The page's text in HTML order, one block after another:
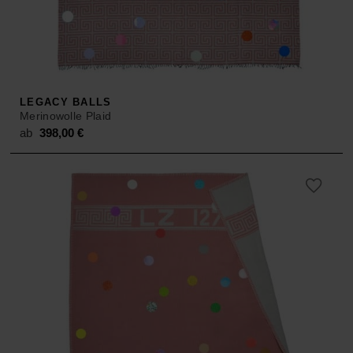
LEGACY BALLS
Merinowolle Plaid
ab398,00€